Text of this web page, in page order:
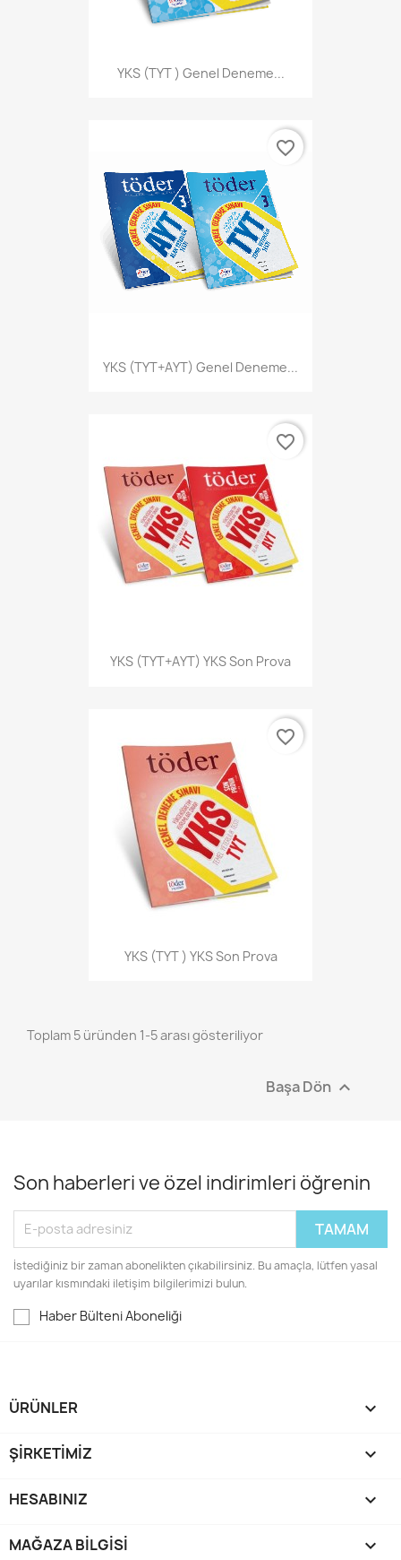
YKS (TYT ) Genel Deneme...
YKS (TYT+AYT) Genel Deneme...
favorite_border
YKS (TYT+AYT) YKS Son Prova
favorite_border
YKS (TYT ) YKS Son Prova
favorite_border
Toplam 5 üründen 1-5 arası gösteriliyor
Başa Dön 
Son haberleri ve özel indirimleri öğrenin
İstediğiniz bir zaman abonelikten çıkabilirsiniz. Bu amaçla, lütfen yasal
uyarılar kısmındaki iletişim bilgilerimizi bulun.
Haber Bülteni Aboneliği
ÜRÜNLER 
ŞIRKETIMIZ 
HESABINIZ 
MAĞAZA BILGISI keyboard_arrow_down